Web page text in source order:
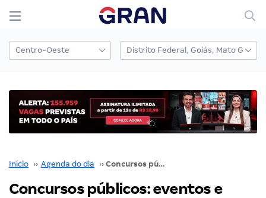
Início ›› Agenda do dia ›› Concursos públicos: eventos e aulas gratuitas de 11/11/2024!
Concursos públicos: eventos e